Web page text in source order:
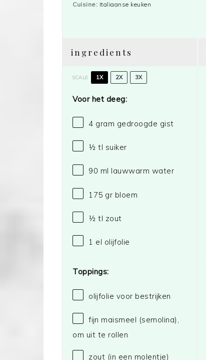
Cuisine: Italiaanse keuken
ingredients
SCALE 1X 2X 3X
Voor het deeg:
4 gram gedroogde gist
½ tl suiker
90 ml lauwwarm water
175 gr bloem
½ tl zout
1 el olijfolie
Toppings:
olijfolie voor bestrijken
fijn maismeel (semolina),
om uit te rollen
zout (in een molentje)